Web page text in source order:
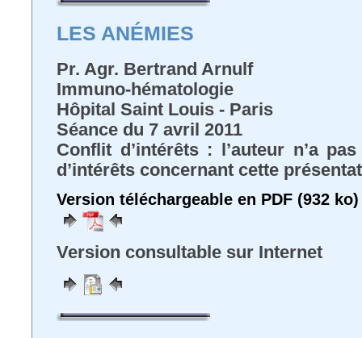
LES ANÉMIES
Pr. Agr. Bertrand Arnulf
Immuno-hématologie
Hôpital Saint Louis - Paris
Séance du 7 avril 2011
Conflit d’intérêts : l’auteur n’a
d’intérêts concernant cette
Version téléchargeable en PDF (932 ko)
Version consultable sur Internet